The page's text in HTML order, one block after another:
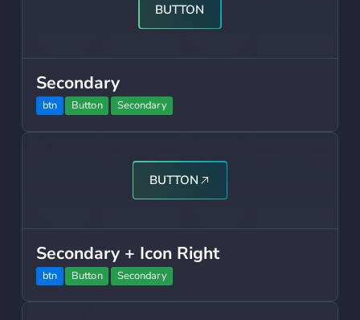
BUTTON
Secondary
btn Button Secondary
BUTTON
Secondary + Icon Right
btn Button Secondary